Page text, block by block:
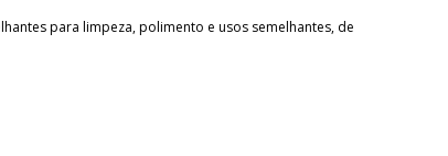
para limpeza, polimento e usos semelhantes, de